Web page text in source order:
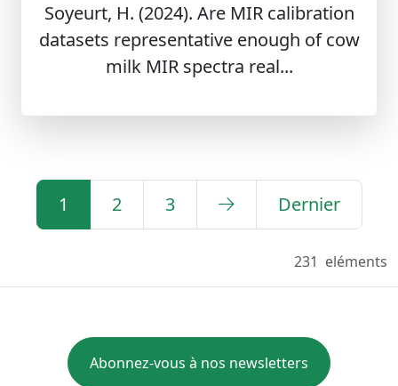
Soyeurt, H. (2024). Are MIR calibration
datasets representative enough of cow
milk MIR spectra real...
1 2 3 Dernier
231 eléments
Abonnez-vous à nos newsletters